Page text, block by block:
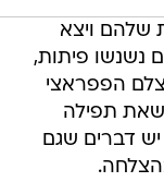
שלהם ויצא
נשנשו פיתות,
הפפראצי
תפילה
יש דברים שגם